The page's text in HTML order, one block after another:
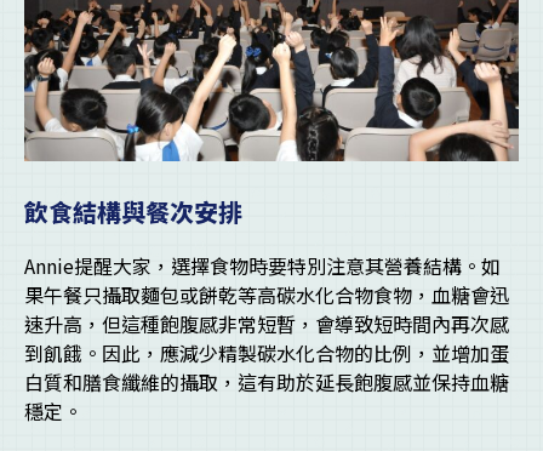
飲食結構與餐次安排
Annie提醒大家，選擇食物時要特別注意其營養結構。如
果午餐只攝取麵包或餅乾等高碳水化合物食物，血糖會迅
速升高，但這種飽腹感非常短暫，會導致短時間內再次感
到飢餓。因此，應減少精製碳水化合物的比例，並增加蛋
白質和膳食纖維的攝取，這有助於延長飽腹感並保持血糖
穩定。